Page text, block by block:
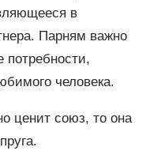
в
Парням важно
потребности,
человека.
ценит союз, то она